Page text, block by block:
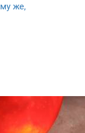
же,